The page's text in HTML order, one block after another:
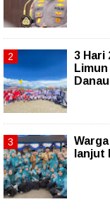
3 Hari
lanjut